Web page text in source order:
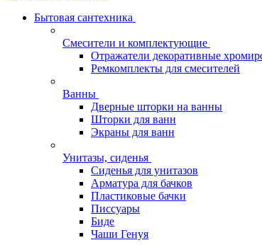
Бытовая сантехника
Смесители и комплектующие
Отражатели декоративные
Ремкомплекты для смесителей
Ванны
Дверные шторки на ванны
Шторки для ванн
Экраны для ванн
Унитазы, сиденья
Сиденья для унитазов
Арматура для бачков
Пластиковые бачки
Писсуары
Биде
Чаши Генуя